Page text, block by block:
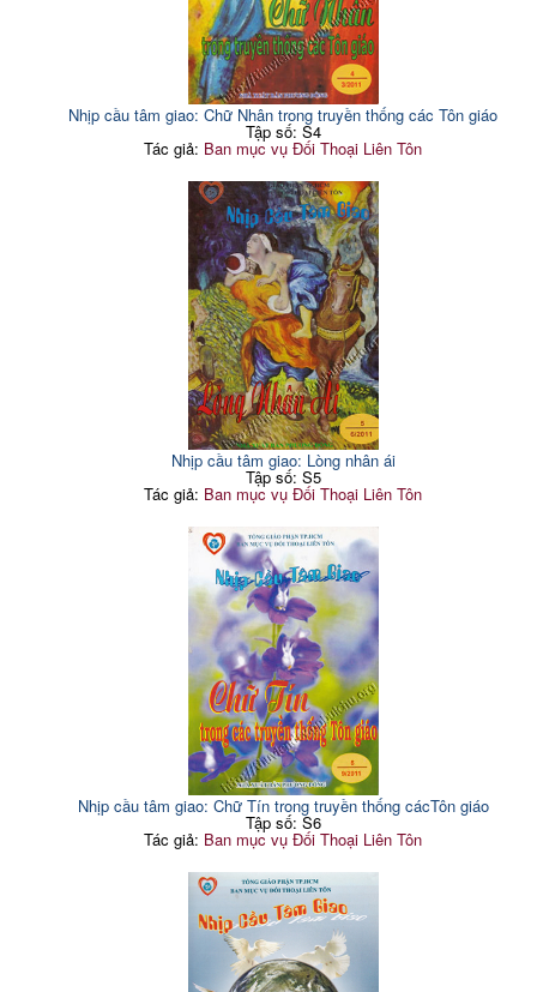
Nhịp cầu tâm giao: Chữ Nhân trong truyền thống các Tôn giáo
Tập số: S4
Tác giả: Ban mục vụ Đối Thoại Liên Tôn
Nhịp cầu tâm giao: Lòng nhân ái
Tập số: S5
Tác giả: Ban mục vụ Đối Thoại Liên Tôn
Nhịp cầu tâm giao: Chữ Tín trong truyền thống cácTôn giáo
Tập số: S6
Tác giả: Ban mục vụ Đối Thoại Liên Tôn